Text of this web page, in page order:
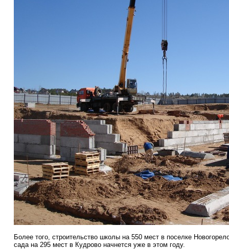
Более того, строительство школы на 550 мест в поселке
сада на 295 мест в Кудрово начнется уже в этом году.